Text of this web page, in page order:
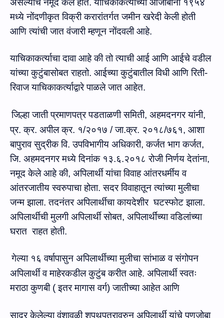
मध्ये नोंदणीकृत विक्री करारांतर्गत जमीन खरेदी केली होती
आणि त्यांची जात वंजारी म्हणून नोंदवली आहे.
याचिकाकर्त्याचा दावा आहे कीतो त्‍याची आई आणि आईचे वडील
यांच्‍याकुटुंबासोबत राहतो. आईच्या कुटुंबातील विधी आणिरिती-
रिवाज याचिकाकर्त्याद्वारे पाळले जात आहेत.
जिल्हा जाती प्रमाणपत्र पडताळणी समिती, अहमदनगरयांनी,
प्र. क्र. अपील क्र. १/२०१७ / जा.क्र. २०१८/७६१, आशा
बापुराव सुद्रीक वि.उपविभागीय अधिकारी,कर्जत भाग कर्जत,
जि. अहमदनगरमध्‍येदिनांक१३.६.२०१८ रोजी निर्णय देतांना,
नमूद केले आहे की, अपिलार्थी यांचा विवाह आंतरधर्मीय व
आंतरजातीय स्वरुपाचा होता.सदर विवाहातून त्‍यांच्‍या मुलीचा
जन्म झाला. तदनंतर अपिलार्थीचा कायदेशीर घटस्फोटझाला.
अपिलार्थीचीमुलगी अपिलार्थी सोबत, अपिलार्थींच्‍या वडिलांच्‍या
घरात राहतहोती.
गेल्या १६ वर्षापासुन अपिलार्थीच्या मुलीचा सांभाळ व संगोपन
अपिलार्थी व माहेरकडील कुटुंब करीत आहे. अपिलार्थी स्वतः
मराठा कुणबी ( इतर मागास वर्ग)जातीच्‍या आहेत आणि
सादर केलेल्या वंशावळी शपथपत्रावरुन अपिलार्थी यांचे पणजोबा